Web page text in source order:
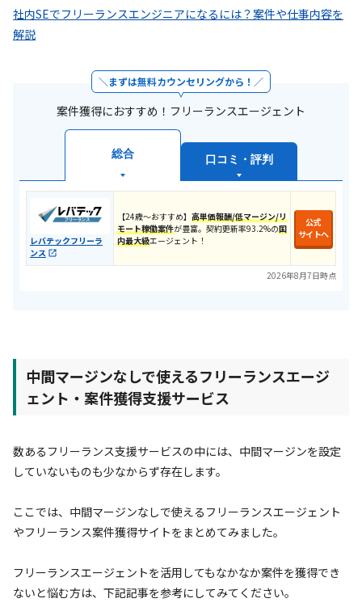
社内SEでフリーランスエンジニアになるには？案件や仕事内容を
解説
まずは無料カウンセリングから！
案件獲得におすすめ！フリーランスエージェント
総合 口コミ・評判
レバテックフリーラ
ンス
​【24歳〜おすすめ】​ 高単価報酬/低マージン/リ
モート稼働案件が豊富。契約更新率93.2%の国
内最大級エージェント！
公式
サイトへ
2026年8月7日時点
中間マージンなしで使えるフリーランスエージ
ェント・案件獲得支援サービス
数あるフリーランス支援サービスの中には、中間マージンを設定
していないものも少なからず存在します。
ここでは、中間マージンなしで使えるフリーランスエージェント
やフリーランス案件獲得サイトをまとめてみました。
フリーランスエージェントを活用してもなかなか案件を獲得でき
ないと悩む方は、下記記事を参考にしてみてください。